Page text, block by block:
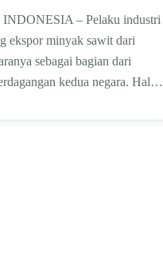
– Pelaku industri
ekspor minyak sawit dari
sebagai bagian dari
kedua negara. Hal…